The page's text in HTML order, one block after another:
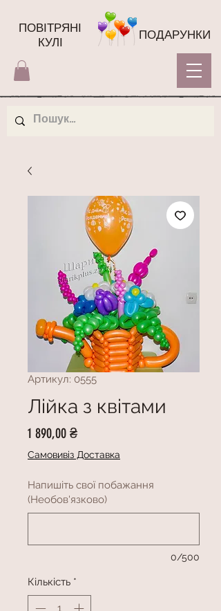
ПОВІТРЯНІ
КУЛІ
ПОДАРУНКИ
Артикул: 0555
Лійка з квітами
1 890,00 ₴Ціна
Самовивіз Доставка
Напишіть свої побажання
(Необов'язково)
0/500
Кількість *